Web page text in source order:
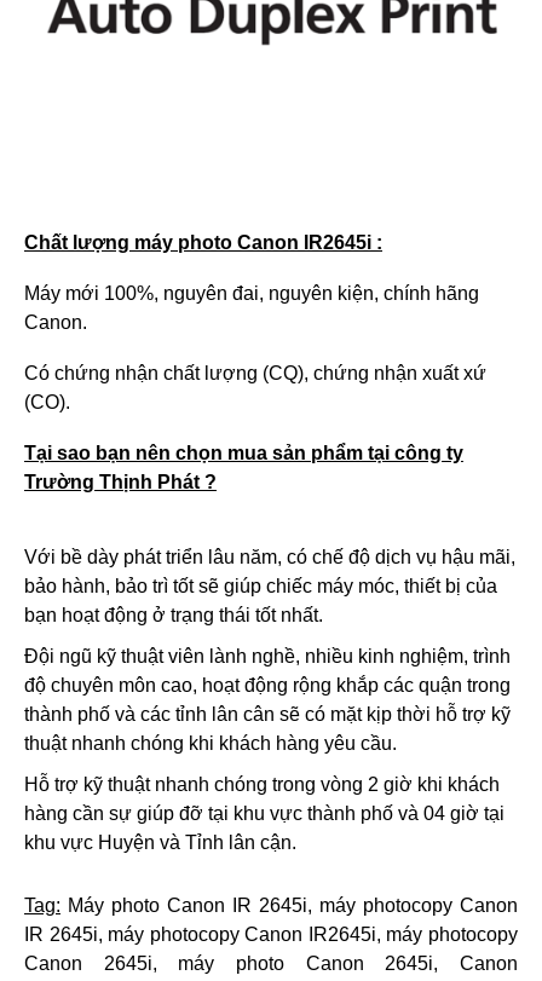
Chất lượng máy photo Canon IR2645i :
Máy mới 100%, nguyên đai, nguyên kiện, chính hãng
Canon.
Có chứng nhận chất lượng (CQ), chứng nhận xuất xứ
(CO).
Tại sao bạn nên chọn mua sản phẩm tại công ty
Trường Thịnh Phát ?
Với bề dày phát triển lâu năm, có chế độ dịch vụ hậu mãi,
bảo hành, bảo trì tốt sẽ giúp chiếc máy móc, thiết bị của
bạn hoạt động ở trạng thái tốt nhất.
Đội ngũ kỹ thuật viên lành nghề, nhiều kinh nghiệm, trình
độ chuyên môn cao, hoạt động rộng khắp các quận trong
thành phố và các tỉnh lân cân sẽ có mặt kịp thời hỗ trợ kỹ
thuật nhanh chóng khi khách hàng yêu cầu.
Hỗ trợ kỹ thuật nhanh chóng trong vòng 2 giờ khi khách
hàng cần sự giúp đỡ tại khu vực thành phố và 04 giờ tại
khu vực Huyện và Tỉnh lân cận.
Tag: Máy photo Canon IR 2645i, máy photocopy Canon
IR 2645i, máy photocopy Canon IR2645i, máy photocopy
Canon 2645i, máy photo Canon 2645i,Canon